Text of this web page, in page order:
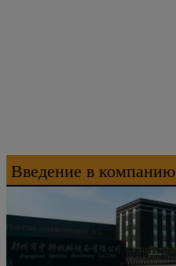
Введение в компанию